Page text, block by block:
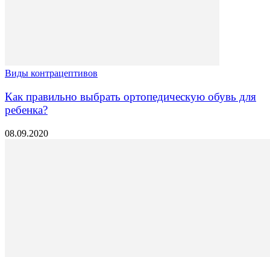
Виды контрацептивов
Как правильно выбрать ортопедическую обувь для
ребенка?
08.09.2020